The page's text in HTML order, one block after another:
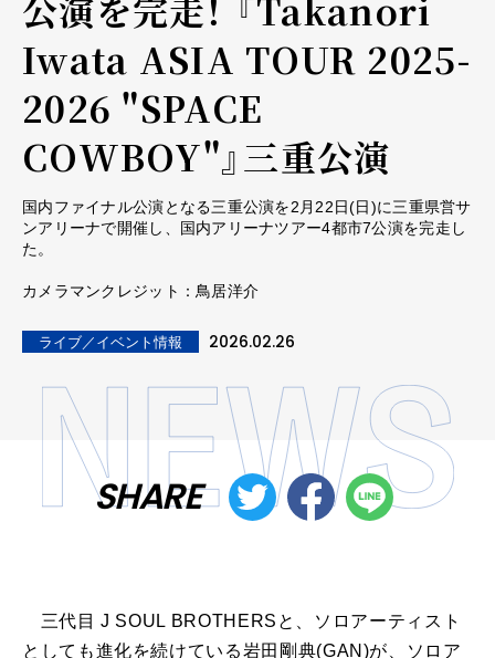
Iwata ASIA TOUR 2025-
2026 "SPACE
COWBOY"』三重公演
国内ファイナル公演となる三重公演を2月22日(日)に三重県営サ
ンアリーナで開催し、国内アリーナツアー4都市7公演を完走し
た。
カメラマンクレジット：鳥居洋介
ライブ／イベント情報 2026.02.26
SHARE
三代目 J SOUL BROTHERSと、ソロアーティスト
としても進化を続けている岩田剛典(GAN)が、ソロア